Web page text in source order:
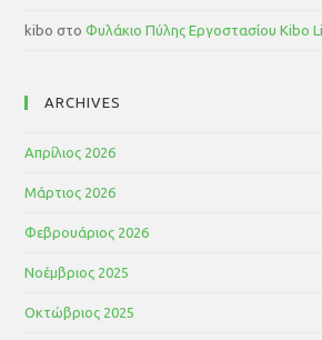
kibo στοΦυλάκιο Πύλης Εργοστασίου Kibo
ARCHIVES
Απρίλιος 2026
Μάρτιος 2026
Φεβρουάριος 2026
Νοέμβριος 2025
Οκτώβριος 2025